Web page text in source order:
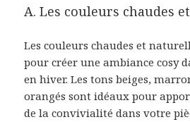
A. Les couleurs chaudes
Les couleurs chaudes et
pour créer une ambiance cosy
en hiver. Les tons beiges,
orangés sont idéaux pour
de la convivialité dans votre